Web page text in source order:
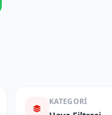
KATEGORI